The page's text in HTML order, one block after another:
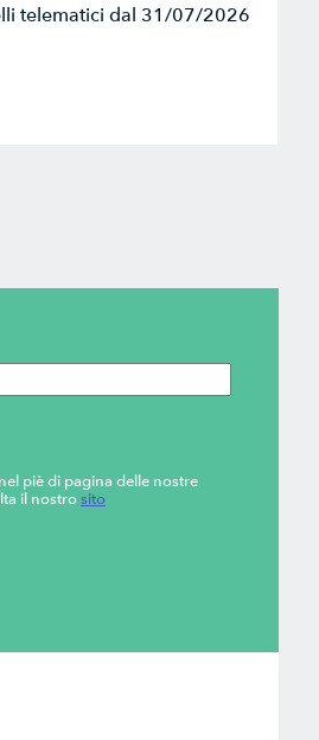
telematici dal 31/07/2026
piè di pagina delle nostre
il nostrosito